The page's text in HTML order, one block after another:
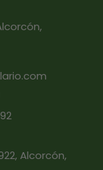
Alcorcón,